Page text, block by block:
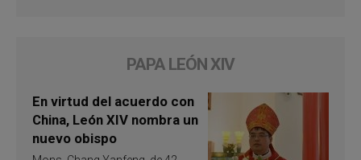
PAPA LEÓN XIV
En virtud del acuerdo con
China, León XIV nombra un
nuevo obispo